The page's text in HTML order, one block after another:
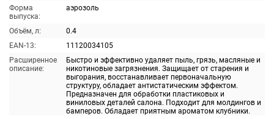
Форма
выпуска:
аэрозоль
Объём, л:
0.4
EAN-13:
11120034105
Расширенное
описание:
Быстро и эффективно удаляет пыль, грязь, масляные и
никотиновые загрязнения. Защищает от старения и
выгорания, восстанавливает первоначальную
структуру, обладает антистатическим эффектом.
Предназначен для обработки пластиковых и
виниловых деталей салона. Подходит для молдингов и
бамперов. Обладает приятным ароматом клубники.